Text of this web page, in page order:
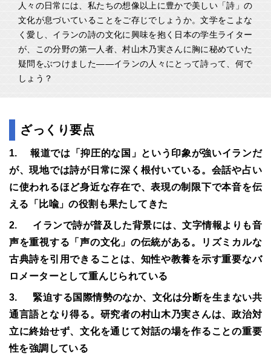
人々の日常には、私たちの想像以上に豊かで美しい「詩」の
文化が息づいていることをご存じでしょうか。文学をこよな
く愛し、イランの詩の文化に興味を抱く日本の学生ライター
が、この分野の第一人者、村山木乃実さんに胸に秘めていた
疑問をぶつけました――イランの人々にとって詩って、何で
しょう？
ざっくり要点
1. 報道では「抑圧的な国」という印象が強いイランだ
が、現地では詩が日常に深く根付いている。会話や占い
に使われるほど身近な存在で、表現の制限下で本音を伝
える「比喩」の役割も果たしてきた
2. イランで詩が普及した背景には、文字情報よりも音
声を重視する「声の文化」の伝統がある。リズミカルな
古典詩を引用できることは、知性や教養を示す重要なバ
ロメーターとして重んじられている
3. 緊迫する国際情勢のなか、文化は分断を生まない共
通言語となり得る。研究者の村山木乃実さんは、政治対
立に終始せず、文化を通じて対話の場を作ることの重要
性を強調している